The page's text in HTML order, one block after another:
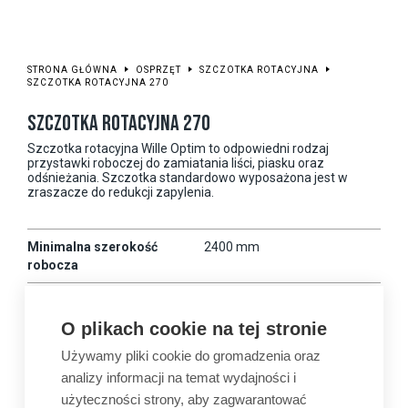
STRONA GŁÓWNA OSPRZĘT
SZCZOTKA ROTACYJNA
SZCZOTKA ROTACYJNA 270
SZCZOTKA ROTACYJNA 270
Szczotka rotacyjna Wille Optim to odpowiedni rodzaj
przystawki roboczej do zamiatania liści, piasku oraz
odśnieżania. Szczotka standardowo wyposażona jest w
zraszacze do redukcji zapylenia.
Minimalna szerokość
robocza
2400 mm
szerokość robocza
510 kg
Kompatybilność 675-875
O plikach cookie na tej stronie
Używamy pliki cookie do gromadzenia oraz
analizy informacji na temat wydajności i
użyteczności strony, aby zagwarantować